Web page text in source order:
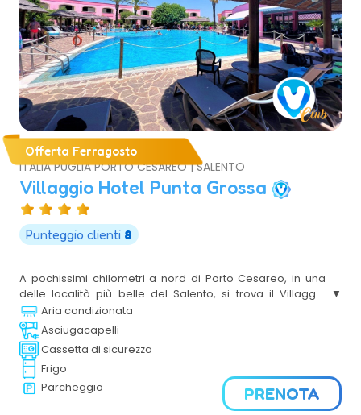
Offerta Ferragosto
ITALIA PUGLIA PORTO CESAREO | SALENTO
Villaggio Hotel Punta Grossa
Punteggio clienti 8
A pochissimi chilometri a nord di Porto Cesareo, in una
delle località più belle del Salento, si trova il Villaggio
turistico Punta Grossa. Posto direttamente sul Mar Ionio,
nell’area del Parco Marino di Porto Cesareo, il villaggio è
completamente immerso nella natura, tra il bosco
dell’Arneo, il Parco di Castiglione e le aree protette Palude
del Conte e Dune Costiere.
Aria condizionata
Asciugacapelli
Cassetta di sicurezza
Frigo
Parcheggio
PRENOTA